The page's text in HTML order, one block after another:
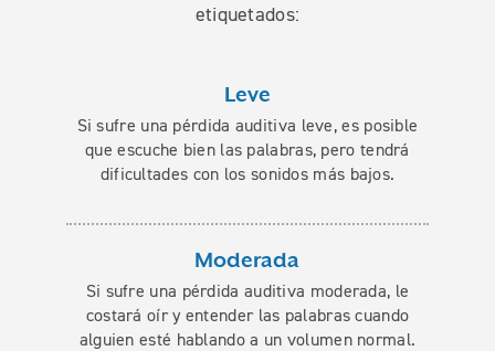
etiquetados:
Leve
Si sufre una pérdida auditiva leve, es posible
que escuche bien las palabras, pero tendrá
dificultades con los sonidos más bajos.
Moderada
Si sufre una pérdida auditiva moderada, le
costará oír y entender las palabras cuando
alguien esté hablando a un volumen normal.